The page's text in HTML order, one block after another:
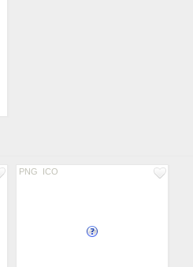
PNG ICO